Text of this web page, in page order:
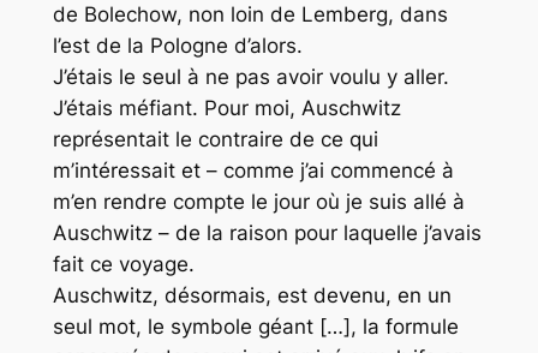
de Bolechow, non loin de Lemberg, dans
l’est de la Pologne d’alors.
J’étais le seul à ne pas avoir voulu y aller.
J’étais méfiant. Pour moi, Auschwitz
représentait le contraire de ce qui
m’intéressait et – comme j’ai commencé à
m’en rendre compte le jour où je suis allé à
Auschwitz – de la raison pour laquelle j’avais
fait ce voyage.
Auschwitz, désormais, est devenu, en un
seul mot, le symbole géant […], la formule